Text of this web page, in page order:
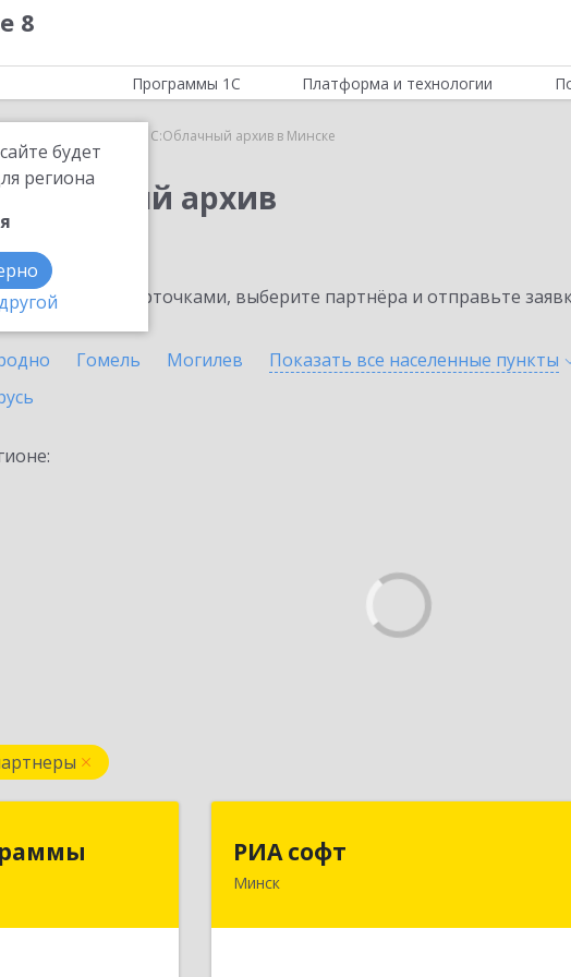
8
будет
региона
Программы 1С Платформа и технологии
1С:Облачный архив в Минске
архив
карточками, выберите партнёра и отправьте
Гомель Могилев Показать все населенные пункты
д. 104,
РИА софт
Минск220040, г.Минск, ул.М.Богдановича,